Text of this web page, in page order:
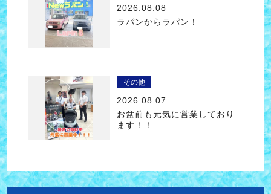
2026.08.08
ラパンからラパン！
その他
2026.08.07
お盆前も元気に営業しており
ます！！